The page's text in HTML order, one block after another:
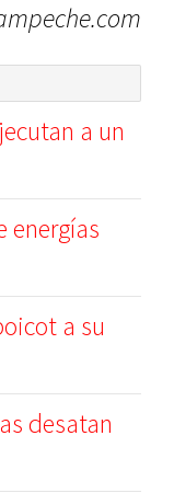
a un
energías
a su
desatan